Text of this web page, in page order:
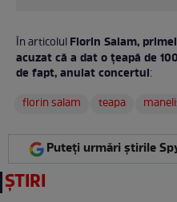
În articolulFlorin Salam,
acuzat că a dat o țeapă de
de fapt, anulat concertul:
florin salam
teapa
Puteți urmări știrile
ȘTIRI